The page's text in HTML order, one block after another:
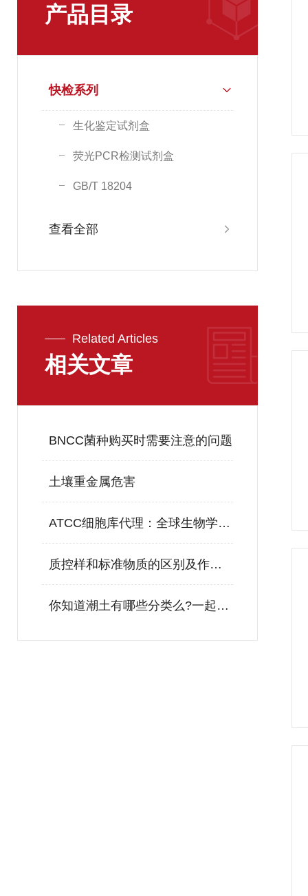
产品目录
快检系列
生化鉴定试剂盒
荧光PCR检测试剂盒
GB/T 18204
查看全部
Related Articles
相关文章
BNCC菌种购买时需要注意的问题
土壤重金属危害
ATCC细胞库代理：全球生物学研究的基础平台
质控样和标准物质的区别及作用？
你知道潮土有哪些分类么?一起来了解一下吧